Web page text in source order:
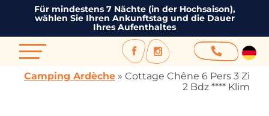
Für mindestens 7 Nächte (in der Hochsaison),
wählen Sie Ihren Ankunftstag und die Dauer
Ihres Aufenthaltes
Camping Ardèche » Cottage Chêne 6 Pers 3 Zi
2 Bdz **** Klim